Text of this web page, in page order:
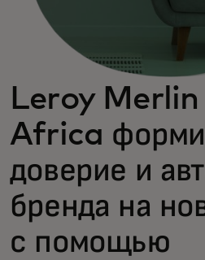
Leroy
Africa
доверие и
бренда на
с помощью